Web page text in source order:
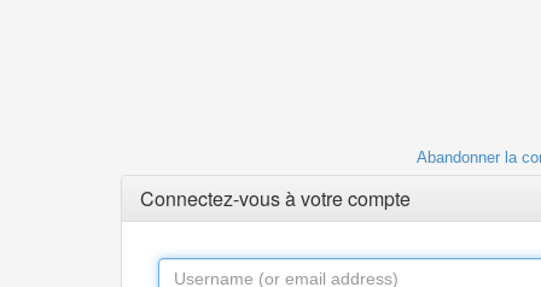
Abandonner la
Connectez-vous à votre compte